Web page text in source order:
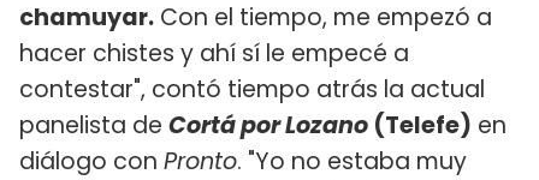
chamuyar. Con el tiempo, me empezó a
hacer chistes y ahí sí le empecé a
contestar", contó tiempo atrás la actual
panelista de Cortá por Lozano (Telefe) en
diálogo con Pronto. "Yo no estaba muy